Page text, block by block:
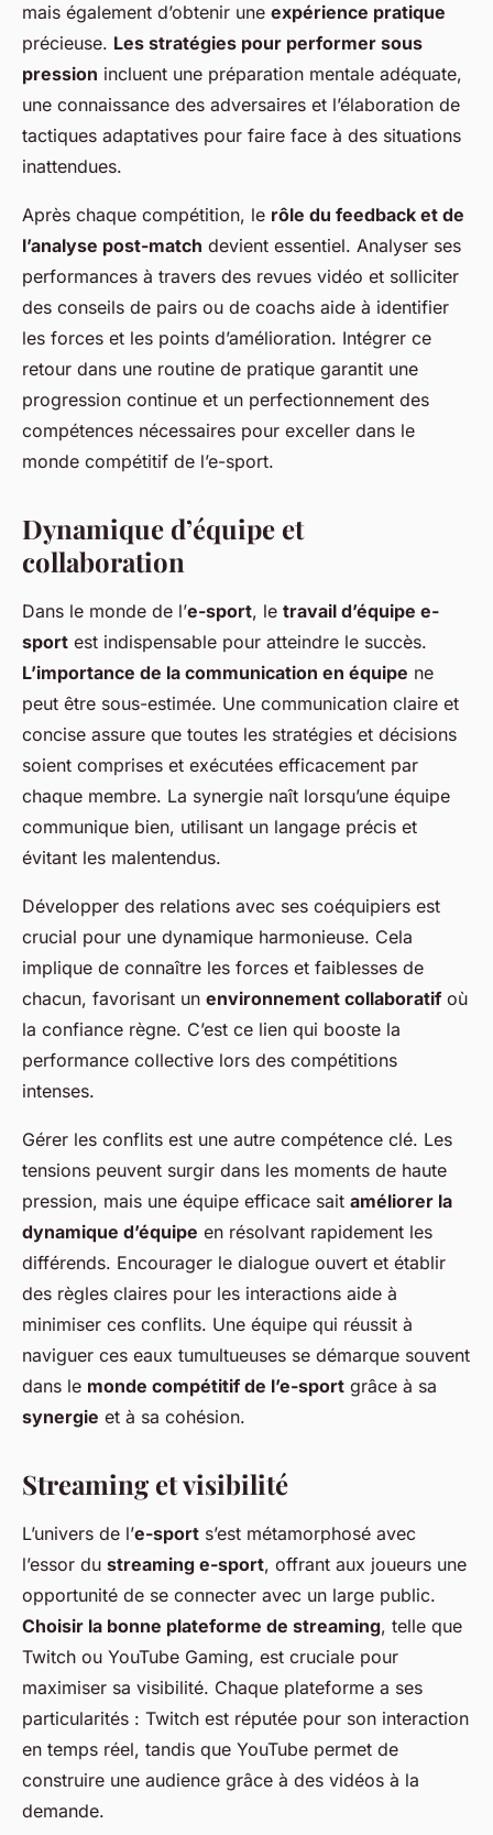
mais également d’obtenir une expérience pratique
précieuse. Les stratégies pour performer sous
pression incluent une préparation mentale adéquate,
une connaissance des adversaires et l’élaboration de
tactiques adaptatives pour faire face à des situations
inattendues.
Après chaque compétition, le rôle du feedback et de
l’analyse post-match devient essentiel. Analyser ses
performances à travers des revues vidéo et solliciter
des conseils de pairs ou de coachs aide à identifier
les forces et les points d’amélioration. Intégrer ce
retour dans une routine de pratique garantit une
progression continue et un perfectionnement des
compétences nécessaires pour exceller dans le
monde compétitif de l’e-sport.
Dynamique d’équipe et
collaboration
Dans le monde de l’e-sport, le travail d’équipe e-
sport est indispensable pour atteindre le succès.
L’importance de la communication en équipe ne
peut être sous-estimée. Une communication claire et
concise assure que toutes les stratégies et décisions
soient comprises et exécutées efficacement par
chaque membre. La synergie naît lorsqu’une équipe
communique bien, utilisant un langage précis et
évitant les malentendus.
Développer des relations avec ses coéquipiers est
crucial pour une dynamique harmonieuse. Cela
implique de connaître les forces et faiblesses de
chacun, favorisant un environnement collaboratif où
la confiance règne. C’est ce lien qui booste la
performance collective lors des compétitions
intenses.
Gérer les conflits est une autre compétence clé. Les
tensions peuvent surgir dans les moments de haute
pression, mais une équipe efficace sait améliorer la
dynamique d’équipe en résolvant rapidement les
différends. Encourager le dialogue ouvert et établir
des règles claires pour les interactions aide à
minimiser ces conflits. Une équipe qui réussit à
naviguer ces eaux tumultueuses se démarque souvent
dans le monde compétitif de l’e-sport grâce à sa
synergie et à sa cohésion.
Streaming et visibilité
L’univers de l’e-sport s’est métamorphosé avec
l’essor du streaming e-sport, offrant aux joueurs une
opportunité de se connecter avec un large public.
Choisir la bonne plateforme de streaming, telle que
Twitch ou YouTube Gaming, est cruciale pour
maximiser sa visibilité. Chaque plateforme a ses
particularités : Twitch est réputée pour son interaction
en temps réel, tandis que YouTube permet de
construire une audience grâce à des vidéos à la
demande.